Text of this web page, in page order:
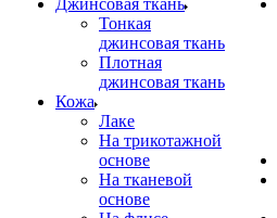
Джинсовая ткань
Тонкая
джинсовая ткань
Плотная
джинсовая ткань
Кожа
Лаке
На трикотажной
основе
На тканевой
основе